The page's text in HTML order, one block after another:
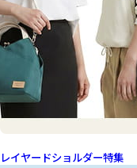
レイヤードショルダー特集